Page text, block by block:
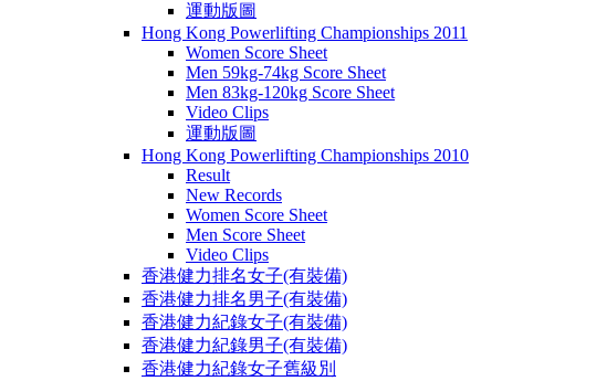
運動版圖
Hong Kong Powerlifting Championships 2011
Women Score Sheet
Men 59kg-74kg Score Sheet
Men 83kg-120kg Score Sheet
Video Clips
運動版圖
Hong Kong Powerlifting Championships 2010
Result
New Records
Women Score Sheet
Men Score Sheet
Video Clips
香港健力排名女子(有裝備)
香港健力排名男子(有裝備)
香港健力紀錄女子(有裝備)
香港健力紀錄男子(有裝備)
香港健力紀錄女子舊級別